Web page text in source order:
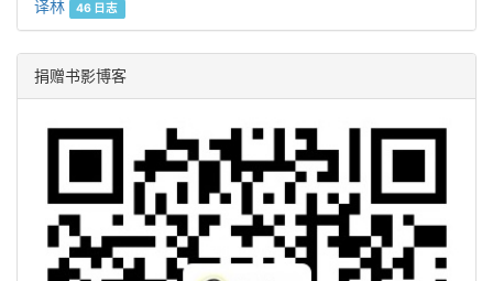
译林 46 日志
捐赠书影博客